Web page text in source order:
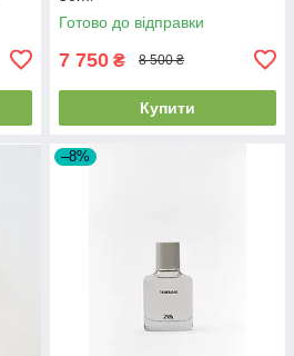
Готово до відправки
7 750 ₴ 8 500 ₴
Купити
–8%